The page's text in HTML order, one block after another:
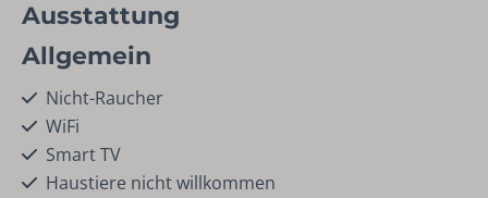
Ausstattung
Allgemein
Nicht-Raucher
WiFi
Smart TV
Haustiere nicht willkommen